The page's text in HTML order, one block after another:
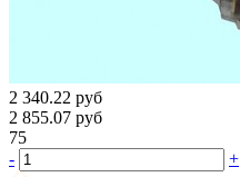
2 340.22 руб
2 855.07 руб
75
-
+